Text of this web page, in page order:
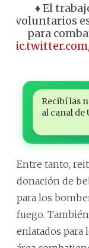
♦️ El
voluntarios
para
Recibí las
al canal de
Entre tanto,
donación de
para los
fuego.
enlatados para